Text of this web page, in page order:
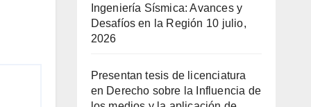
Ingeniería Sísmica: Avances y
Desafíos en la Región 10 julio,
2026
Presentan tesis de licenciatura
en Derecho sobre la Influencia de